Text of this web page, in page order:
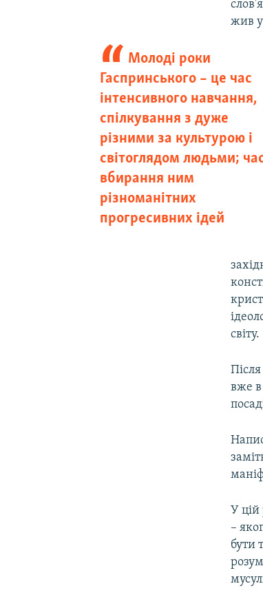
жив у
Молоді роки
Гаспринського – це час
інтенсивного навчання,
спілкування з дуже
різними за культурою і
світоглядом людьми;
вбирання ним
різноманітних
прогресивних ідей
світу.
вже в
У цій
–
бути